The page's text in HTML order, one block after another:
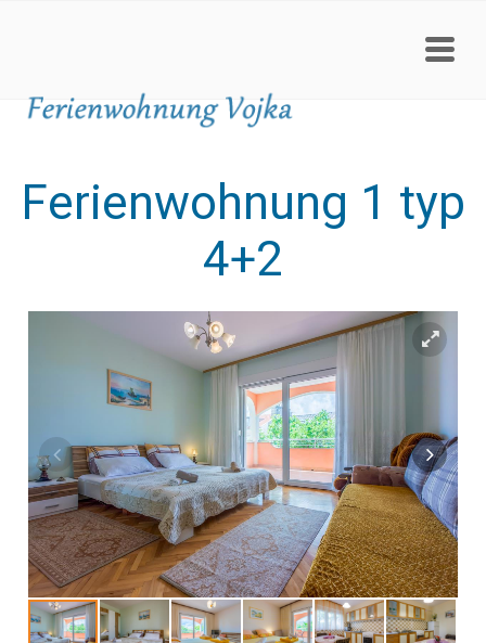
Ferienwohnung 1 typ
4+2